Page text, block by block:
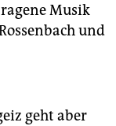
Musik
und
geht aber